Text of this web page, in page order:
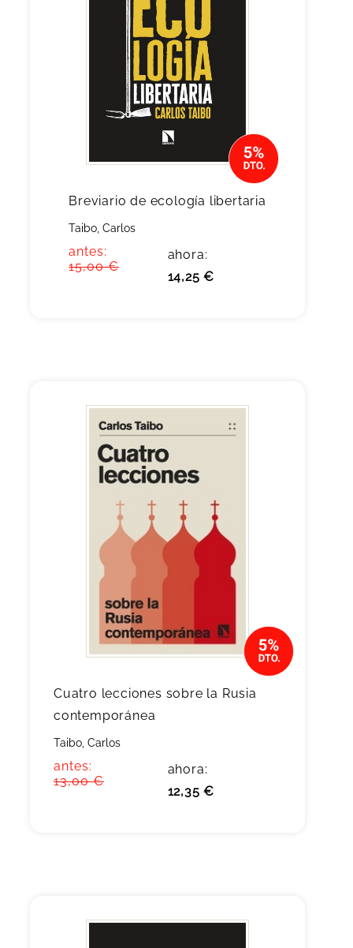
Breviario de ecología libertaria
Taibo, Carlos
antes:
15,00 €
ahora:
14,25 €
Cuatro lecciones sobre la Rusia
contemporánea
Taibo, Carlos
antes:
13,00 €
ahora:
12,35 €